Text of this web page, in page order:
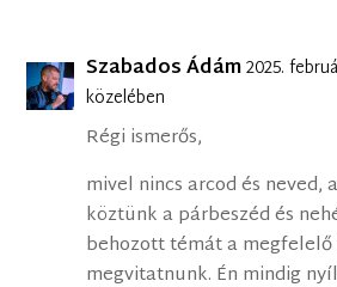
Szabados Ádám2025.
közelében
Régi ismerős,
mivel nincs arcod és neved,
köztünk a párbeszéd és
behozott témát a
megvitatnunk. Én mindig